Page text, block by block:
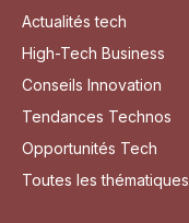
Actualités tech
High-Tech Business
Conseils Innovation
Tendances Technos
Opportunités Tech
Toutes les thématiques